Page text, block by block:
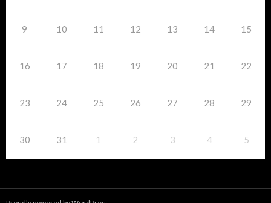
9 10 11 12 13 14 15
16 17 18 19 20 21 22
23 24 25 26 27 28 29
30 31 1 2 3 4 5